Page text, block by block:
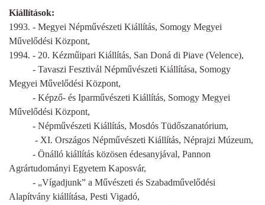
Kiállítások:
1993. - Megyei Népművészeti Kiállítás, Somogy Megyei
Művelődési Központ,
1994. - 20. Kézműipari Kiállítás, San Doná di Piave (Velence),
- Tavaszi Fesztivál Népművészeti Kiállítása, Somogy
Megyei Művelődési Központ,
- Képző- és Iparművészeti Kiállítás, Somogy Megyei
Művelődési Központ,
- Népművészeti Kiállítás, Mosdós Tüdőszanatórium,
- XI. Országos Népművészeti Kiállítás, Néprajzi Múzeum,
- Önálló kiállítás közösen édesanyjával, Pannon
Agrártudományi Egyetem Kaposvár,
- „Vígadjunk” a Művészeti és Szabadművelődési
Alapítvány kiállítása, Pesti Vigadó,